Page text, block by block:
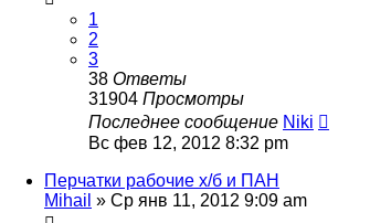
1
2
3
38 Ответы
31904 Просмотры
Последнее сообщение Niki
Вс фев 12, 2012 8:32 pm
Перчатки рабочие х/б и ПАН
Mihail » Ср янв 11, 2012 9:09 am